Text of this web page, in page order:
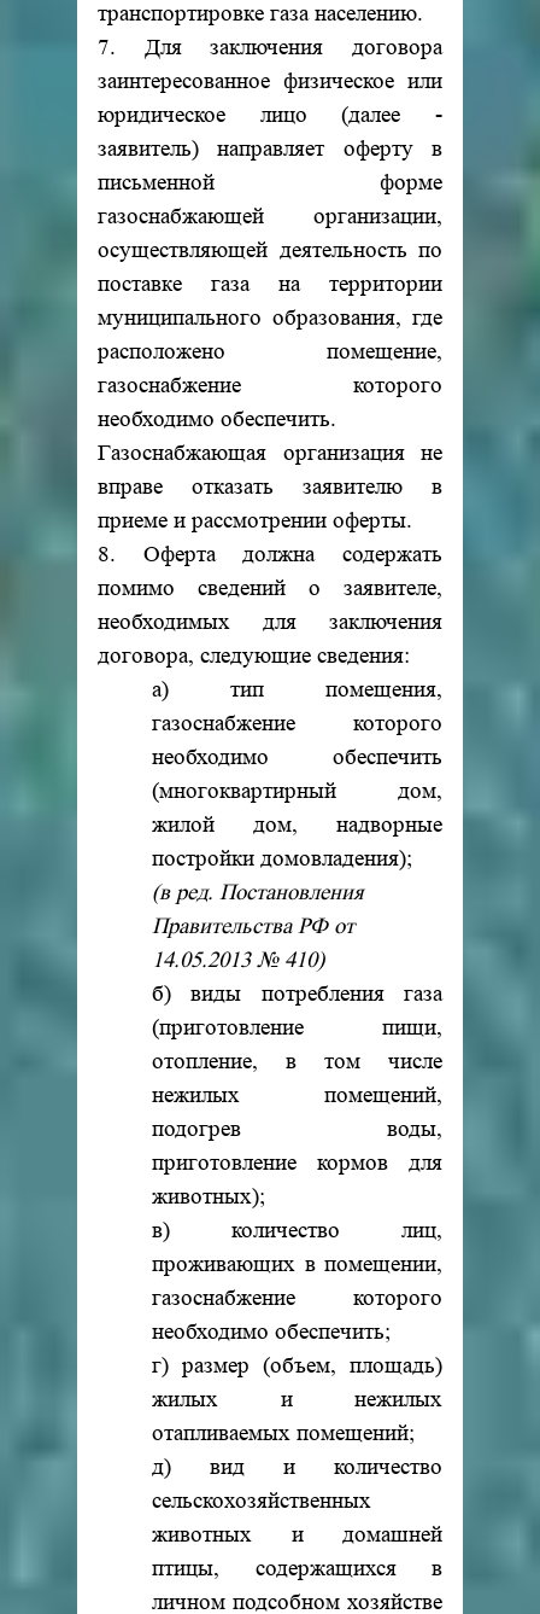
транспортировке газа населению.
7. Для заключения договора
заинтересованное физическое или
юридическое лицо (далее -
заявитель) направляет оферту в
письменной форме
газоснабжающей организации,
осуществляющей деятельность по
поставке газа на территории
муниципального образования, где
расположено помещение,
газоснабжение которого
необходимо обеспечить.
Газоснабжающая организация не
вправе отказать заявителю в
приеме и рассмотрении оферты.
8. Оферта должна содержать
помимо сведений о заявителе,
необходимых для заключения
договора, следующие сведения:
а) тип помещения,
газоснабжение которого
необходимо обеспечить
(многоквартирный дом,
жилой дом, надворные
постройки домовладения);
(в ред. Постановления
Правительства РФ от
14.05.2013 № 410)
б) виды потребления газа
(приготовление пищи,
отопление, в том числе
нежилых помещений,
подогрев воды,
приготовление кормов для
животных);
в) количество лиц,
проживающих в помещении,
газоснабжение которого
необходимо обеспечить;
г) размер (объем, площадь)
жилых и нежилых
отапливаемых помещений;
д) вид и количество
сельскохозяйственных
животных и домашней
птицы, содержащихся в
личном подсобном хозяйстве